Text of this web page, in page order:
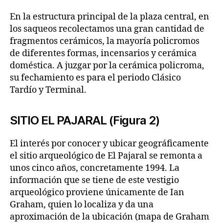
En la estructura principal de la plaza central, en
los saqueos recolectamos una gran cantidad de
fragmentos cerámicos, la mayoría policromos
de diferentes formas, incensarios y cerámica
doméstica. A juzgar por la cerámica policroma,
su fechamiento es para el periodo Clásico
Tardío y Terminal.
SITIO EL PAJARAL (Figura 2)
El interés por conocer y ubicar geográficamente
el sitio arqueológico de El Pajaral se remonta a
unos cinco años, concretamente 1994. La
información que se tiene de este vestigio
arqueológico proviene únicamente de Ian
Graham, quien lo localiza y da una
aproximación de la ubicación (mapa de Graham